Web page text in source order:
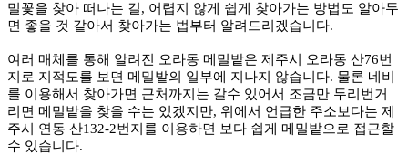
밀꽃을 찾아 떠나는 길, 어렵지 않게 쉽게 찾아가는 방법도 알아두
면 좋을 것 같아서 찾아가는 법부터 알려드리겠습니다.
여러 매체를 통해 알려진 오라동 메밀밭은 제주시 오라동 산76번
지로 지적도를 보면 메밀밭의 일부에 지나지 않습니다. 물론 네비
를 이용해서 찾아가면 근처까지는 갈수 있어서 조금만 두리번거
리면 메밀밭을 찾을 수는 있겠지만, 위에서 언급한 주소보다는 제
주시 연동 산132-2번지를 이용하면 보다 쉽게 메밀밭으로 접근할
수 있습니다.